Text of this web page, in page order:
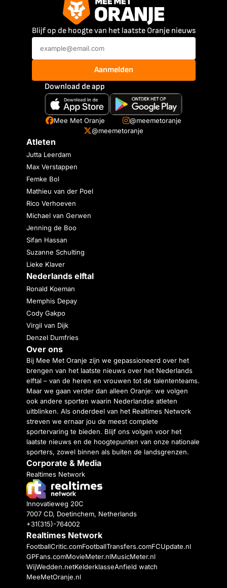
Blijf op de hoogte van het laatste Oranje nieuws
Aanmelden
Download de app
Mee Met Oranje
@meemetoranje
@meemetoranje
Atleten
Jutta Leerdam
Max Verstappen
Femke Bol
Mathieu van der Poel
Rico Verhoeven
Michael van Gerwen
Jenning de Boo
Sifan Hassan
Suzanne Schulting
Lieke Klaver
Nederlands elftal
Ronald Koeman
Memphis Depay
Cody Gakpo
Virgil van Dijk
Denzel Dumfries
Over ons
Bij Mee Met Oranje zijn we gepassioneerd over het
brengen van het laatste nieuws over het Nederlands
elftal – van de heren en vrouwen tot de talententeams.
Maar we gaan verder dan alleen Oranje: we volgen
ook andere sporten waarin Nederlandse atleten
uitblinken. Als onderdeel van het Realtimes Network
streven we ernaar jou de meest complete
sportervaring te bieden. Blijf ons volgen voor het
laatste nieuws en de hoogtepunten van onze nationale
sporters, zowel binnen als buiten de landsgrenzen.
Corporate & Media
Realtimes Network
Innovatieweg 20C
7007 CD, Doetinchem, Netherlands
+31(315)-764002
Realtimes Network
FootballCritic.comFootballTransfers.comFCUpdate.nl
GPFans.comMovieMeter.nlMusicMeter.nl
WijWedden.netKelderklasseAnfield watch
MeeMetOranje.nl